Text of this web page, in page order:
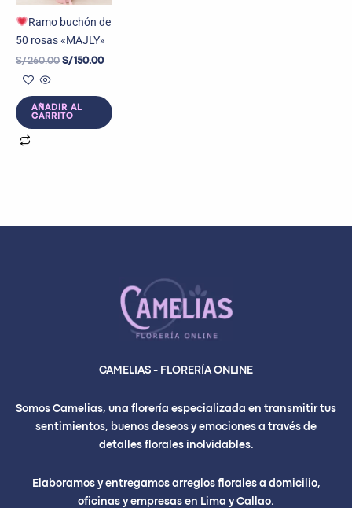
Ramo buchón de
50 rosas «MAJLY»
S/260.00 S/150.00
AÑADIR AL
CARRITO
CAMELIAS - FLORERÍA ONLINE
Somos Camelias, una florería especializada en transmitir tus
sentimientos, buenos deseos y emociones a través de
detalles florales inolvidables.
Elaboramos y entregamos arreglos florales a domicilio,
oficinas y empresas en Lima y Callao.